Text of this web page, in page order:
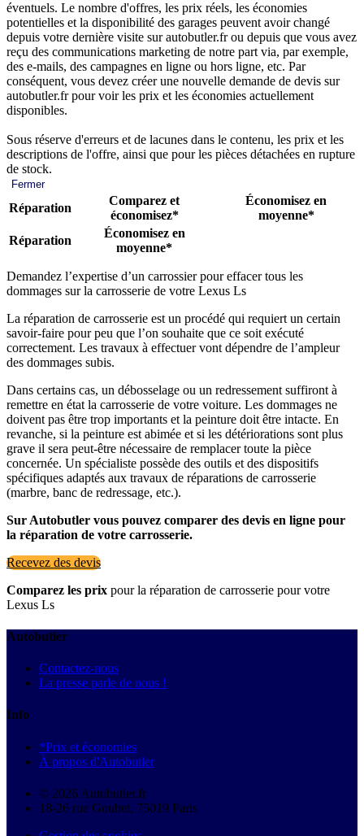
éventuels. Le nombre d'offres, les prix réels, les économies
potentielles et la disponibilité des garages peuvent avoir changé
depuis votre dernière visite sur autobutler.fr ou depuis que vous avez
reçu des communications marketing de notre part via, par exemple,
des e-mails, des campagnes en ligne ou hors ligne, etc. Par
conséquent, vous devez créer une nouvelle demande de devis sur
autobutler.fr pour voir les prix et les économies actuellement
disponibles.
Sous réserve d'erreurs et de lacunes dans le contenu, les prix et les
descriptions de l'offre, ainsi que pour les pièces détachées en rupture
de stock.
Fermer
Réparation
Comparez et
économisez*
Économisez en
moyenne*
Réparation
Économisez en
moyenne*
Demandez l’expertise d’un carrossier pour effacer tous les
dommages sur la carrosserie de votre Lexus Ls
La réparation de carrosserie est un procédé qui requiert un certain
savoir-faire pour peu que l’on souhaite que ce soit exécuté
correctement. Les travaux à effectuer vont dépendre de l’ampleur
des dommages subis.
Dans certains cas, un débosselage ou un redressement suffiront à
remettre en état la carrosserie de votre voiture. Les dommages ne
doivent pas être trop importants et la peinture doit être intacte. En
revanche, si la peinture est abimée et si les détériorations sont plus
grave il sera peut-être nécessaire de remplacer toute la pièce
concernée. Un spécialiste possède des outils et des dispositifs
spécifiques adaptés aux travaux de réparations de carrosserie
(marbre, banc de redressage, etc.).
Sur Autobutler vous pouvez comparer des devis en ligne pour
la réparation de votre carrosserie.
Recevez des devis
Comparez les prix pour la réparation de carrosserie pour votre
Lexus Ls
Autobutler
Contactez-nous
La presse parle de nous !
Info
*Prix et économies
À propos d'Autobutler
© 2026 Autobutler.fr
18-26 rue Goubet, 75019 Paris